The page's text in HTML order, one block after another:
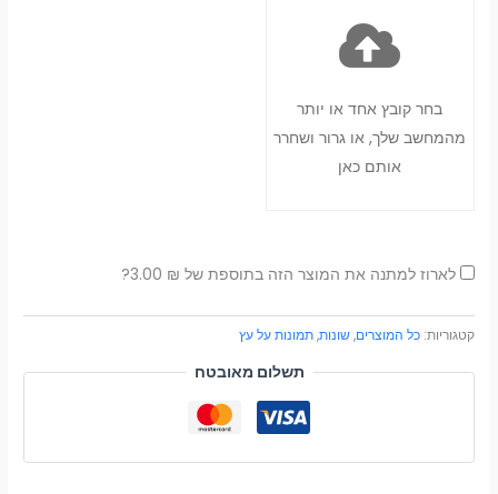
בחר קובץ אחד או יותר
מהמחשב שלך, או גרור ושחרר
אותם כאן
לארוז למתנה את המוצר הזה בתוספת של 3.00 ₪
?
קטגוריות:כל המוצרים,שונות,תמונות על עץ
תשלום מאובטח